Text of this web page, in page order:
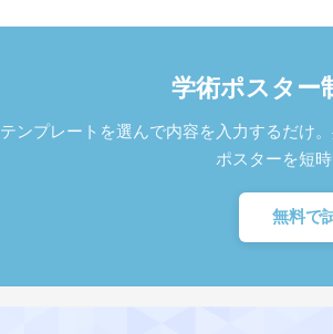
学術ポスター
テンプレートを選んで内容を入力するだけ
ポスターを短
無料で